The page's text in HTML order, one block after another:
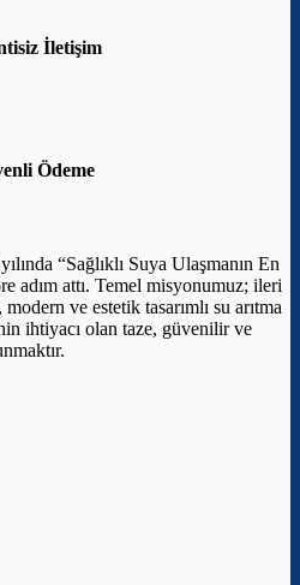
İletişim
Ödeme
“Sağlıklı Suya Ulaşmanın En
adım attı. Temel misyonumuz; ileri
ve estetik tasarımlı su arıtma
ihtiyacı olan taze, güvenilir ve